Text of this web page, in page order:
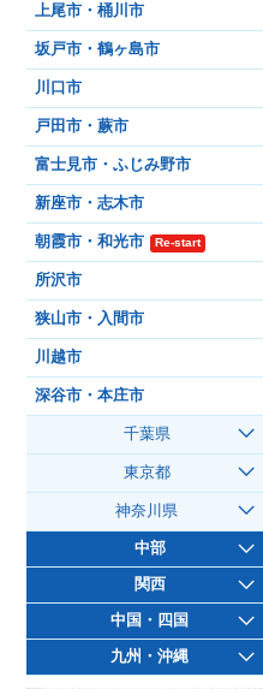
上尾市・桶川市
坂戸市・鶴ヶ島市
川口市
戸田市・蕨市
富士見市・ふじみ野市
新座市・志木市
朝霞市・和光市 Re-start
所沢市
狭山市・入間市
川越市
深谷市・本庄市
千葉県
東京都
神奈川県
中部
関西
中国・四国
九州・沖縄